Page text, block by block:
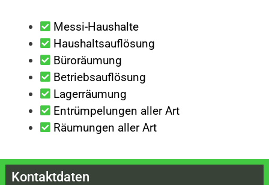
Messi-Haushalte
Haushaltsauflösung
Büroräumung
Betriebsauflösung
Lagerräumung
Entrümpelungen aller Art
Räumungen aller Art
Kontaktdaten